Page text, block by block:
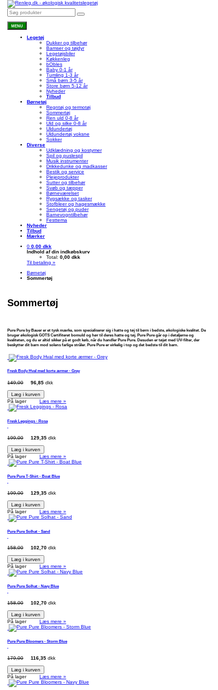
MENU
Legetøj
Dukker og tilbehør
Bamser og tøjdyr
Legetøjsbiler
Køkkenleg
bObles
Baby 0-1 år
Tumling 1-3 år
Små børn 3-5 år
Store børn 5-12 år
Nyheder
Tilbud
Børnetøj
Regntøj og termotøj
Sommertøj
Ren uld 0-8 år
Uld og silke 0-8 år
Uldundertøj
Uldundertøj voksne
Sokker
Diverse
Udklædning og kostymer
Spil og puslespil
Musik instrumenter
Drikkedunke og madkasser
Bestik og service
Plejeprodukter
Sutter og tilbehør
Svøb og tæpper
Børneværelset
Rygsække og tasker
Stofbleer og hagesmække
Sengetøj og puder
Barnevogntilbehør
Festtema
Nyheder
Tilbud
Mærker
0 0,00 dkk
Indhold af din indkøbskurv
Total: 0,00 dkk
Til betaling »
Børnetøj
Sommertøj
Sommertøj
PurePure by Bauer er et tysk mærke, som specialiserer sig i hatte og tøj til børn i bedste, økologiske kvalitet. De
bruger økologisk GOTS Certifiteret bomuld og hør til deres hatte og tøj. Pure Pure går op i detaljerne og
kvaliteten, og du er altid sikker på et godt køb, når du handler Pure Pure. Desuden er tøjet med UV-filter, der
beskytter dit barn mod solens farlige stråler. Pure Pure er virkelig i top og det bedste til dit barn.
Fresk Body Hval med korte ærmer - Grey
149,00 96,85 dkk
Læg i kurven
På lager Læs mere »
Fresk Leggings - Rosa
199,00 129,35 dkk
Læg i kurven
På lager Læs mere »
Pure Pure T-Shirt - Boat Blue
199,00 129,35 dkk
Læg i kurven
På lager Læs mere »
Pure Pure Solhat - Sand
158,00 102,70 dkk
Læg i kurven
På lager Læs mere »
Pure Pure Solhat - Navy Blue
158,00 102,70 dkk
Læg i kurven
På lager Læs mere »
Pure Pure Bloomers - Storm Blue
179,00 116,35 dkk
Læg i kurven
På lager Læs mere »